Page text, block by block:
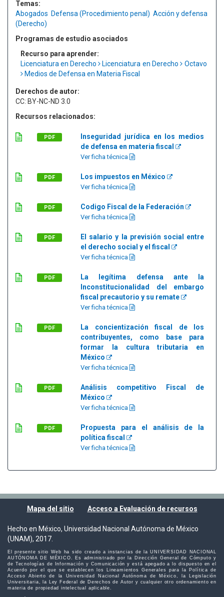
Temas:
Abogados Defensa (Procedimiento penal) Acción y defensa
(Derecho)
Programas de estudio asociados
Recurso para aprender:
Licenciatura en Derecho
Licenciatura en Derecho
Octavo
Medios de Defensa en Materia Fiscal
Derechos de autor:
CC: BY-NC-ND 3.0
Recursos relacionados:
PDF
Inseguridad jurídica en los medios
de defensa en materia fiscal
Ver ficha técnica
PDF Los impuestos en México
Ver ficha técnica
PDF Codigo Fiscal de la Federación
Ver ficha técnica
PDF
El salario y la previsión social entre
el derecho social y el fiscal
Ver ficha técnica
PDF
La legítima defensa ante la
Inconstitucionalidad del embargo
fiscal precautorio y su remate
Ver ficha técnica
PDF
La concientización fiscal de los
contribuyentes, como base para
formar la cultura tributaria en
México
Ver ficha técnica
PDF
Análisis competitivo Fiscal de
México
Ver ficha técnica
PDF
Propuesta para el análisis de la
política fiscal
Ver ficha técnica
Mapa del sitio Acceso a Evaluación de recursos
Hecho en México, Universidad Nacional Autónoma de México
(UNAM), 2017.
El presente sitio Web ha sido creado a instancias de la UNIVERSIDAD NACIONAL
AUTÓNOMA DE MÉXICO. Es administrado por la Dirección General de Cómputo y
de Tecnologías de Información y Comunicación y está apegado a lo dispuesto en el
Acuerdo por el que se establecen los Lineamientos Generales para la Política de
Acceso Abierto de la Universidad Nacional Autónoma de México, la Legislación
Universitaria, la Ley Federal de Derechos de Autor y cualquier otro ordenamiento en
materia de propiedad intelectual aplicable.